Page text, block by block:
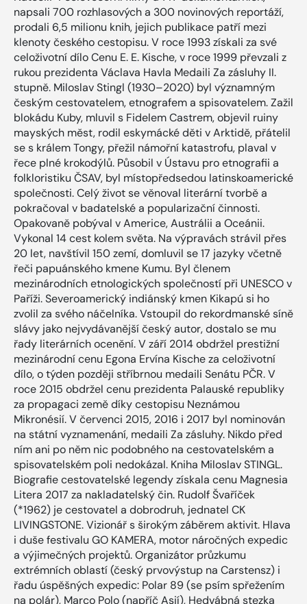
napsali 700 rozhlasových a 300 novinových reportáží,
prodali 6,5 milionu knih, jejich publikace patří mezi
klenoty českého cestopisu. V roce 1993 získali za své
celoživotní dílo Cenu E. E. Kische, v roce 1999 převzali z
rukou prezidenta Václava Havla Medaili Za zásluhy II.
stupně. Miloslav Stingl (1930–2020) byl významným
českým cestovatelem, etnografem a spisovatelem. Zažil
blokádu Kuby, mluvil s Fidelem Castrem, objevil ruiny
mayských měst, rodil eskymácké děti v Arktidě, přátelil
se s králem Tongy, přežil námořní katastrofu, plaval v
řece plné krokodýlů. Působil v Ústavu pro etnografii a
folkloristiku ČSAV, byl místopředsedou latinskoamerické
společnosti. Celý život se věnoval literární tvorbě a
pokračoval v badatelské a popularizační činnosti.
Opakovaně pobýval v Americe, Austrálii a Oceánii.
Vykonal 14 cest kolem světa. Na výpravách strávil přes
20 let, navštívil 150 zemí, domluvil se 17 jazyky včetně
řeči papuánského kmene Kumu. Byl členem
mezinárodních etnologických společností při UNESCO v
Paříži. Severoamerický indiánský kmen Kikapú si ho
zvolil za svého náčelníka. Vstoupil do rekordmanské síně
slávy jako nejvydávanější český autor, dostalo se mu
řady literárních ocenění. V září 2014 obdržel prestižní
mezinárodní cenu Egona Ervína Kische za celoživotní
dílo, o týden později stříbrnou medaili Senátu PČR. V
roce 2015 obdržel cenu prezidenta Palauské republiky
za propagaci země díky cestopisu Neznámou
Mikronésií. V červenci 2015, 2016 i 2017 byl nominován
na státní vyznamenání, medaili Za zásluhy. Nikdo před
ním ani po něm nic podobného na cestovatelském a
spisovatelském poli nedokázal. Kniha Miloslav STINGL.
Biografie cestovatelské legendy získala cenu Magnesia
Litera 2017 za nakladatelský čin. Rudolf Švaříček
(*1962) je cestovatel a dobrodruh, jednatel CK
LIVINGSTONE. Vizionář s širokým záběrem aktivit. Hlava
i duše festivalu GO KAMERA, motor náročných expedic
a výjimečných projektů. Organizátor průzkumu
extrémních oblastí (český prvovýstup na Carstensz) i
řadu úspěšných expedic: Polar 89 (se psím spřežením
na polár), Marco Polo (napříč Asií), Hedvábná stezka